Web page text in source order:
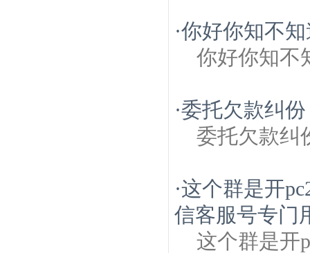
·你好你知不
你好你知不
·委托欠款纠份
委托欠款纠
·这个群是开
信客服号专门
这个群是开